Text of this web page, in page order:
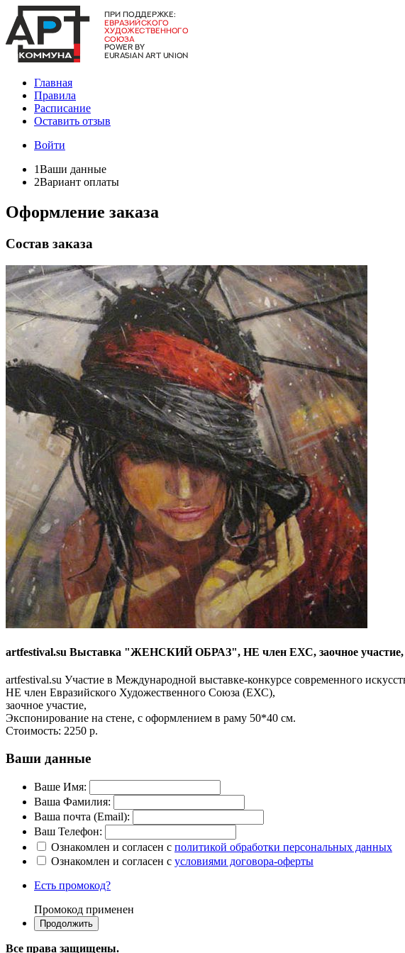
Главная
Правила
Расписание
Оставить отзыв
Войти
1Ваши данные
2Вариант оплаты
Оформление заказа
Состав заказа
artfestival.su Выставка "ЖЕНСКИЙ ОБРАЗ", НЕ член ЕХС, заочное участие,
artfestival.su Участие в Международной выставке-конкурсе современного
НЕ член Евразийского Художественного Союза (ЕХС),
заочное участие,
Экспонирование на стене, с оформлением в раму 50*40 см.
Стоимость: 2250 р.
Ваши данные
Ваше Имя:
Ваша Фамилия:
Ваша почта (Email):
Ваш Телефон:
Ознакомлен и согласен с политикой обработки персональных данных
Ознакомлен и согласен с условиями договора-оферты
Есть промокод?
Промокод применен
Все права защищены.